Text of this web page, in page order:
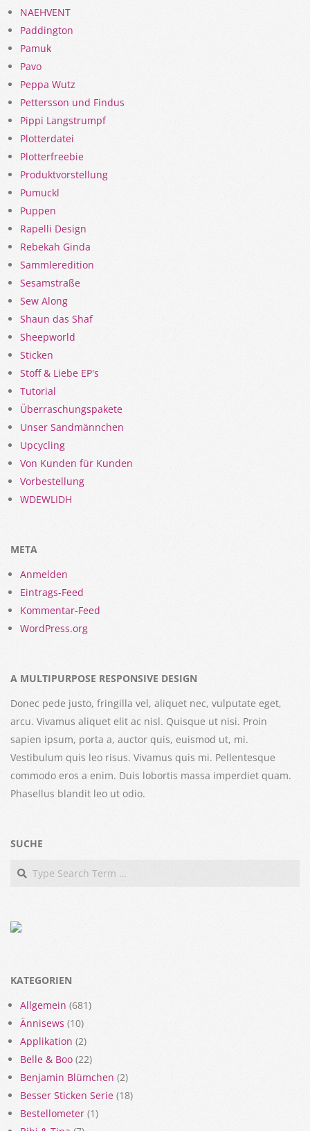
NAEHVENT
Paddington
Pamuk
Pavo
Peppa Wutz
Pettersson und Findus
Pippi Langstrumpf
Plotterdatei
Plotterfreebie
Produktvorstellung
Pumuckl
Puppen
Rapelli Design
Rebekah Ginda
Sammleredition
Sesamstraße
Sew Along
Shaun das Shaf
Sheepworld
Sticken
Stoff & Liebe EP's
Tutorial
Überraschungspakete
Unser Sandmännchen
Upcycling
Von Kunden für Kunden
Vorbestellung
WDEWLIDH
META
Anmelden
Eintrags-Feed
Kommentar-Feed
WordPress.org
A MULTIPURPOSE RESPONSIVE DESIGN
Donec pede justo, fringilla vel, aliquet nec, vulputate eget,
arcu. Vivamus aliquet elit ac nisl. Quisque ut nisi. Proin
sapien ipsum, porta a, auctor quis, euismod ut, mi.
Vestibulum quis leo risus. Vivamus quis mi. Pellentesque
commodo eros a enim. Duis lobortis massa imperdiet quam.
Phasellus blandit leo ut odio.
SUCHE
Search
KATEGORIEN
Allgemein (681)
Ännisews (10)
Applikation (2)
Belle & Boo (22)
Benjamin Blümchen (2)
Besser Sticken Serie (18)
Bestellometer (1)